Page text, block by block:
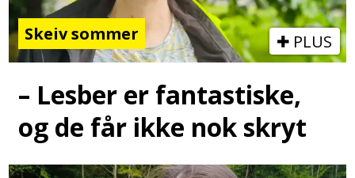
Skeiv sommer PLUS
– Lesber er fantastiske,
og de får ikke nok skryt